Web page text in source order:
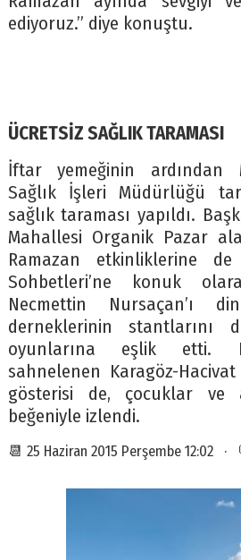
ediyoruz.” diye konuştu.
ÜCRETSİZ SAĞLIK TARAMASI
İftar yemeğinin ardından
Sağlık İşleri Müdürlüğü
sağlık taraması yapıldı.
Mahallesi Organik Pazar
Ramazan etkinliklerine de
Sohbetleri’ne konuk
Necmettin Nursaçan’ı
derneklerinin stantlarını
oyunlarına eşlik etti.
sahnelenen Karagöz-
gösterisi de, çocuklar ve
beğeniyle izlendi.
📆 25 Haziran 2015 Perşembe 12:02